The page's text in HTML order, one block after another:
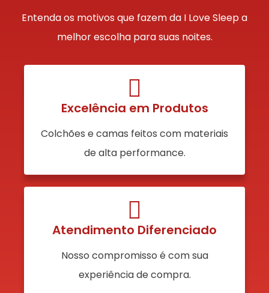
Entenda os motivos que fazem da I Love Sleep a
melhor escolha para suas noites.
Excelência em Produtos
Colchões e camas feitos com materiais
de alta performance.
Atendimento Diferenciado
Nosso compromisso é com sua
experiência de compra.